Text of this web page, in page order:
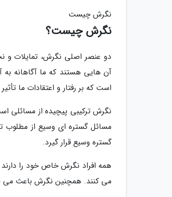
نگرش چیست
نگرش چیست؟
دو عنصر اصلی نگرش، تمایلات
آن هایی هستند که ما آگاهانه به
است که بر رفتار و اعتقادات ما
نگرش ترکیبی پیچیده از مسائلی
مسائل گستره ای وسیع از مطلوب
گستره وسیع قرار گیرد.
همه افراد نگرش خاص خود را
می کنند. همچنین نگرش باعث می